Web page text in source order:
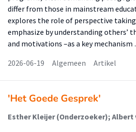
differ from those in mainstream
explores the role of perspective
emphasize by understanding others’
and motivations –as a key
2026-06-19
Algemeen Artikel
'Het Goede Gesprek'